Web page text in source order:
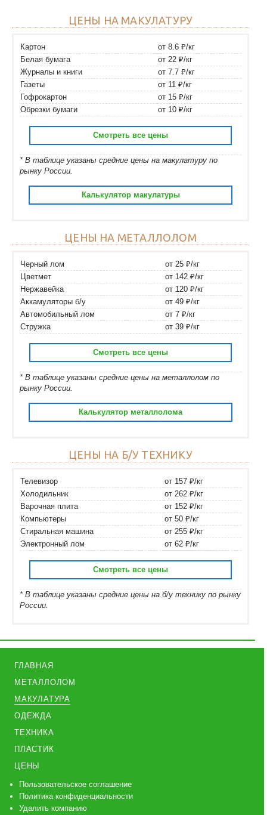
ЦЕНЫ НА МАКУЛАТУРУ
Картон
от 8.6 ₽/кг
Белая бумага
от 22 ₽/кг
Журналы и книги
от 7.7 ₽/кг
Газеты
от 11 ₽/кг
Гофрокартон
от 15 ₽/кг
Обрезки бумаги
от 10 ₽/кг
Смотреть все цены
* В таблице указаны средние цены на макулатуру по
рынку России.
Калькулятор макулатуры
ЦЕНЫ НА МЕТАЛЛОЛОМ
Черный лом
от 25 ₽/кг
Цветмет
от 142 ₽/кг
Нержавейка
от 120 ₽/кг
Аккамуляторы б/у
от 49 ₽/кг
Автомобильный лом
от 7 ₽/кг
Стружка
от 39 ₽/кг
Смотреть все цены
* В таблице указаны средние цены на металлолом по
рынку России.
Калькулятор металлолома
ЦЕНЫ НА Б/У ТЕХНИКУ
Телевизор
от 157 ₽/кг
Холодильник
от 262 ₽/кг
Варочная плита
от 152 ₽/кг
Компьютеры
от 50 ₽/кг
Стиральная машина
от 255 ₽/кг
Электронный лом
от 62 ₽/кг
Смотреть все цены
* В таблице указаны средние цены на б/у технику по рынку
России.
ГЛАВНАЯ
МЕТАЛЛОЛОМ
МАКУЛАТУРА
ОДЕЖДА
ТЕХНИКА
ПЛАСТИК
ЦЕНЫ
Пользовательское соглашение
Политика конфиденциальности
Удалить компанию